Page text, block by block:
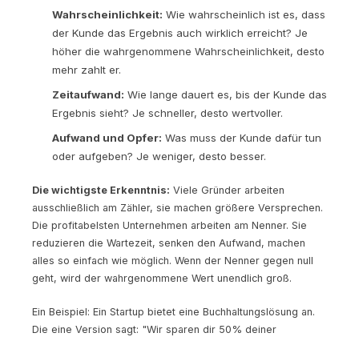
Wahrscheinlichkeit: Wie wahrscheinlich ist es, dass
der Kunde das Ergebnis auch wirklich erreicht? Je
höher die wahrgenommene Wahrscheinlichkeit, desto
mehr zahlt er.
Zeitaufwand: Wie lange dauert es, bis der Kunde das
Ergebnis sieht? Je schneller, desto wertvoller.
Aufwand und Opfer: Was muss der Kunde dafür tun
oder aufgeben? Je weniger, desto besser.
Die wichtigste Erkenntnis: Viele Gründer arbeiten
ausschließlich am Zähler, sie machen größere Versprechen.
Die profitabelsten Unternehmen arbeiten am Nenner. Sie
reduzieren die Wartezeit, senken den Aufwand, machen
alles so einfach wie möglich. Wenn der Nenner gegen null
geht, wird der wahrgenommene Wert unendlich groß.
Ein Beispiel: Ein Startup bietet eine Buchhaltungslösung an.
Die eine Version sagt: "Wir sparen dir 50% deiner